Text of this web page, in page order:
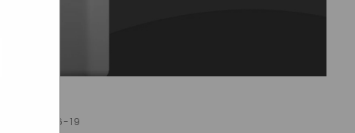
2025-06-19